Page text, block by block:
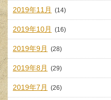
2019年11月 (14)
2019年10月 (16)
2019年9月 (28)
2019年8月 (29)
2019年7月 (26)